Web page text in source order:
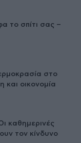
το σπίτι σας –
στο
και οικονομία
καθημερινές
τον κίνδυνο